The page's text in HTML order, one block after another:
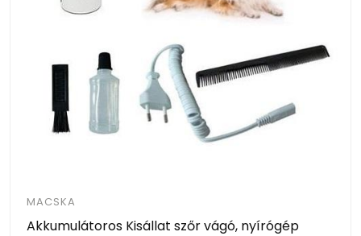
MACSKA
Akkumulátoros Kisállat szőr vágó, nyírógép